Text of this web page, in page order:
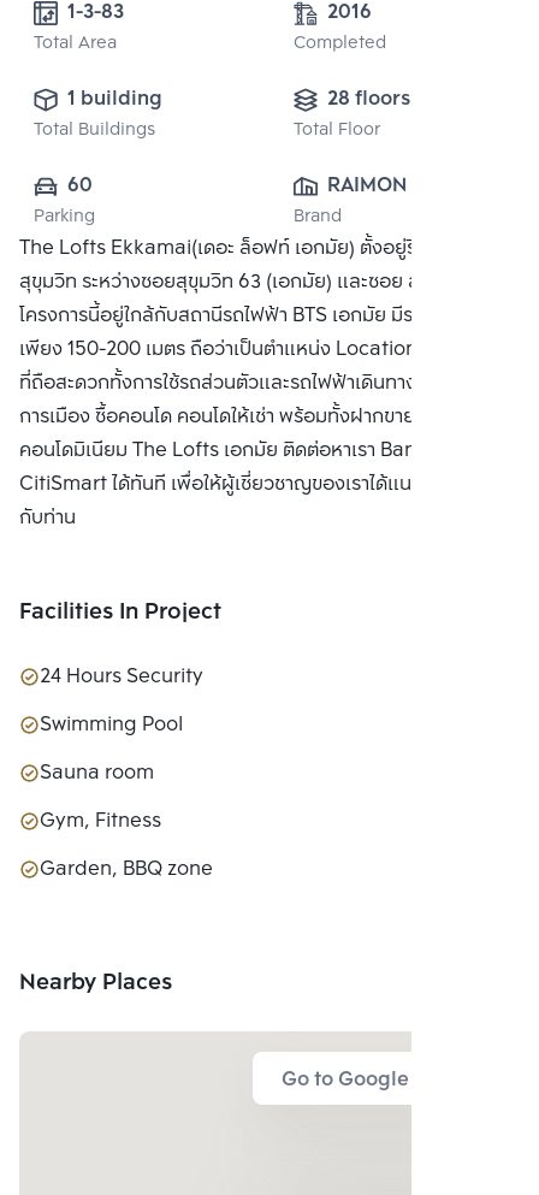
Total Area
2016
Completed
1 building
Total Buildings
28 floors
Total Floor
60
Parking
RAIMON LAND
PUBLIC CO.,
LTD.
Brand
The Lofts Ekkamai(เดอะ ล็อฟท์ เอกมัย) ตั้งอยู่ริมถนน
สุขุมวิท ระหว่างซอยสุขุมวิท 63 (เอกมัย) และซอย สุขุมวิท 65
โครงการนี้อยู่ใกล้กับสถานีรถไฟฟ้า BTS เอกมัย มีระยะเดินเท้า
เพียง 150-200 เมตร ถือว่าเป็นตำแหน่ง Location คอนโดเมือง
ที่ถือสะดวกทั้งการใช้รถส่วนตัวและรถไฟฟ้าเดินทางเข้าสู่ใจ
การเมือง ซื้อคอนโด คอนโดให้เช่า พร้อมทั้งฝากขาย
คอนโดมิเนียม The Lofts เอกมัย ติดต่อหาเรา Bangkok
CitiSmart ได้ทันที เพื่อให้ผู้เชี่ยวชาญของเราได้แนะนำคอนโดให้
กับท่าน
Facilities In Project
24 Hours Security
Swimming Pool
Sauna room
Gym, Fitness
Garden, BBQ zone
Nearby Places
Go to Google Map